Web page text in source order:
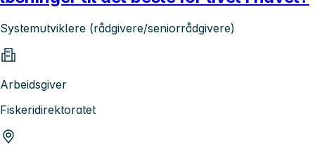
Systemutviklere (rådgivere/seniorrådgivere)
Arbeidsgiver
Fiskeridirektoratet